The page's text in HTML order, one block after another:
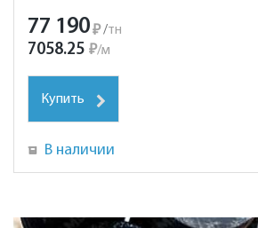
77 190₽ /тн
7058.25 ₽/м
Купить
В наличии